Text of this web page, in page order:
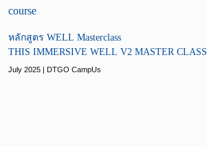
หลักสูตร WELL Masterclass
THIS IMMERSIVE WELL V2 MASTER CLASS
July 2025 | DTGO CampUs